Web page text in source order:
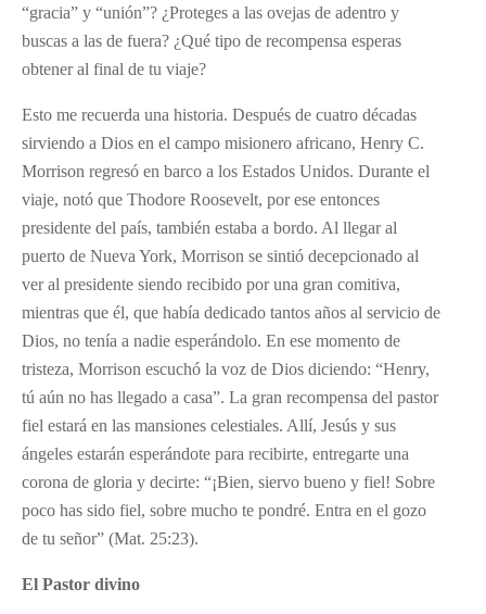
“gracia” y “unión”? ¿Proteges a las ovejas de adentro y
buscas a las de fuera? ¿Qué tipo de recompensa esperas
obtener al final de tu viaje?
Esto me recuerda una historia. Después de cuatro décadas
sirviendo a Dios en el campo misionero africano, Henry C.
Morrison regresó en barco a los Estados Unidos. Durante el
viaje, notó que Thodore Roosevelt, por ese entonces
presidente del país, también estaba a bordo. Al llegar al
puerto de Nueva York, Morrison se sintió decepcionado al
ver al presidente siendo recibido por una gran comitiva,
mientras que él, que había dedicado tantos años al servicio de
Dios, no tenía a nadie esperándolo. En ese momento de
tristeza, Morrison escuchó la voz de Dios diciendo: “Henry,
tú aún no has llegado a casa”. La gran recompensa del pastor
fiel estará en las mansiones celestiales. Allí, Jesús y sus
ángeles estarán esperándote para recibirte, entregarte una
corona de gloria y decirte: “¡Bien, siervo bueno y fiel! Sobre
poco has sido fiel, sobre mucho te pondré. Entra en el gozo
de tu señor” (Mat. 25:23).
El Pastor divino